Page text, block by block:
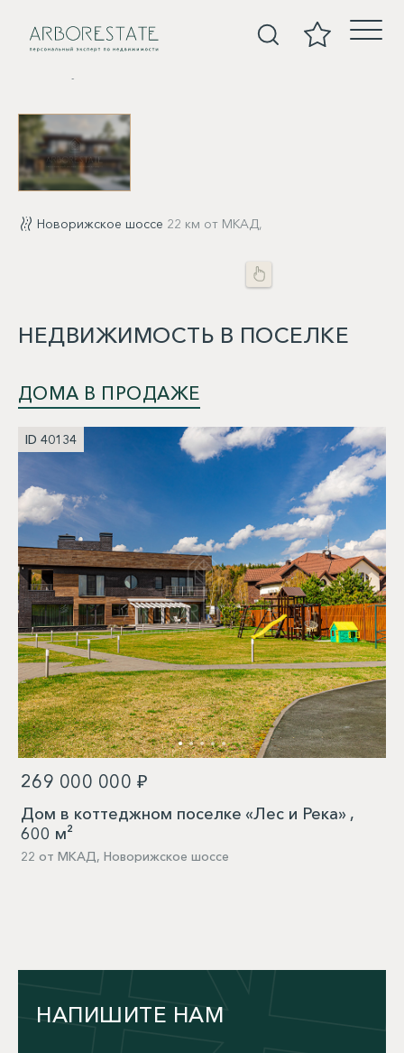
Новорижское шоссе 22 км от МКАД,
НЕДВИЖИМОСТЬ В ПОСЕЛКЕ
ДОМА В ПРОДАЖЕ
ID 40134
269 000 000 ₽
Дом в коттеджном поселке «Лес и Река» ,
600 м²
22 от МКАД, Новорижское шоссе
НАПИШИТЕ НАМ